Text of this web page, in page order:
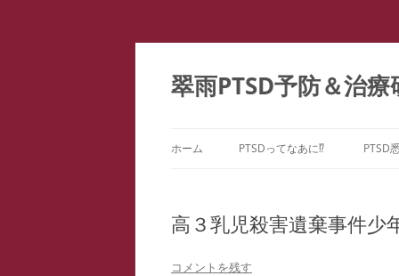
コ
テ
ン
ツ
ッ
翠雨PTSD予防＆治療
ホーム PTSDってなあに⁉
こころのケア ＝ PTSD予防
PTSD
高３乳児殺害遺棄事件
コメントを残す